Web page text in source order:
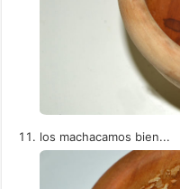
los machacamos bien...